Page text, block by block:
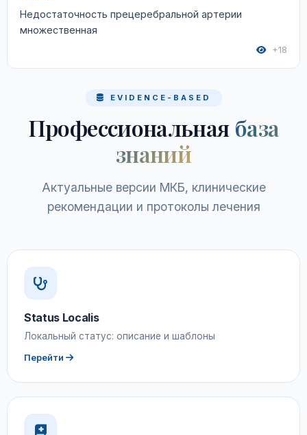
Недостаточность прецеребральной артерии
множественная
+18
EVIDENCE-BASED
Профессиональная база
знаний
Актуальные версии МКБ, клинические
рекомендации и протоколы лечения
Status Localis
Локальный статус: описание и шаблоны
Перейти